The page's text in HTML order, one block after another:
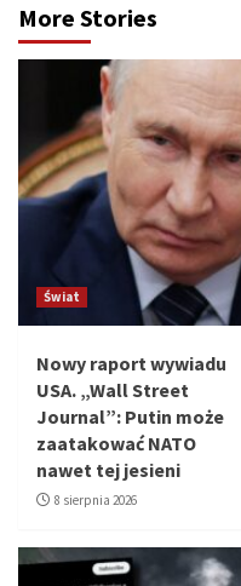
More Stories
Świat
Nowy raport wywiadu
USA. „Wall Street
Journal”: Putin może
zaatakować NATO
nawet tej jesieni
8 sierpnia 2026